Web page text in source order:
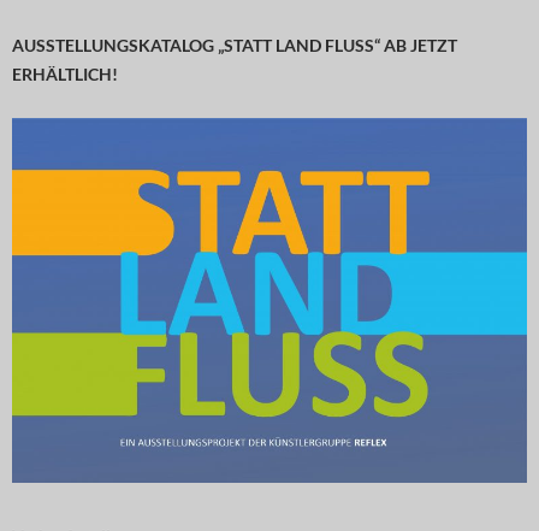
AUSSTELLUNGSKATALOG „STATT LAND FLUSS“ AB JETZT
ERHÄLTLICH!